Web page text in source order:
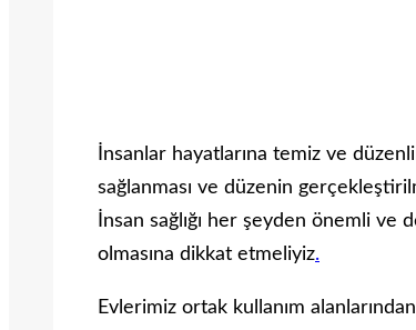
İnsanlar hayatlarına temiz ve
sağlanması ve düzenin
İnsan sağlığı her şeyden önemli
olmasına dikkat etmeliyiz.
Evlerimiz ortak kullanım